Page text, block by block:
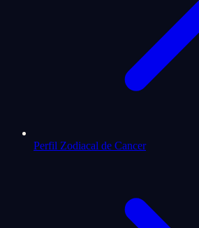
Perfil Zodiacal de Cancer